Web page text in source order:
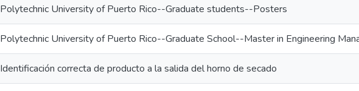
Polytechnic University of Puerto Rico--Graduate students--Posters
Polytechnic University of Puerto Rico--Graduate School--Master in Engineering
Identificación correcta de producto a la salida del horno de secado